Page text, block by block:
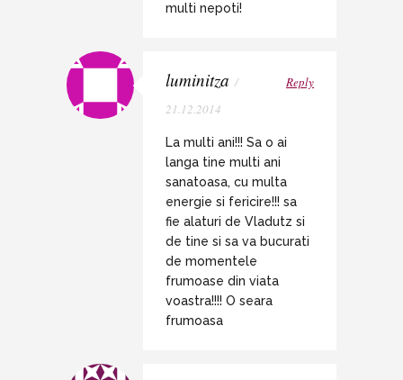
multi nepoti!
luminitza /
21.12.2014
Reply
La multi ani!!! Sa o ai
langa tine multi ani
sanatoasa, cu multa
energie si fericire!!! sa
fie alaturi de Vladutz si
de tine si sa va bucurati
de momentele
frumoase din viata
voastra!!!! O seara
frumoasa